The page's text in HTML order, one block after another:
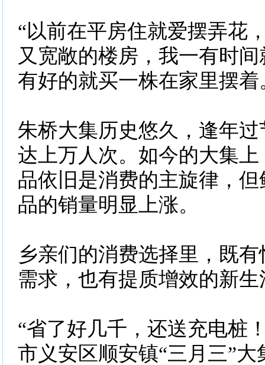
“以前在平房住就爱摆弄花
又宽敞的楼房，我一有时
有好的就买一株在家里摆着
朱桥大集历史悠久，逢年
达上万人次。如今的大集
品依旧是消费的主旋律，
品的销量明显上涨。
乡亲们的消费选择里，既
需求，也有提质增效的新生
“省了好几千，还送充电桩
市义安区顺安镇“三月三”